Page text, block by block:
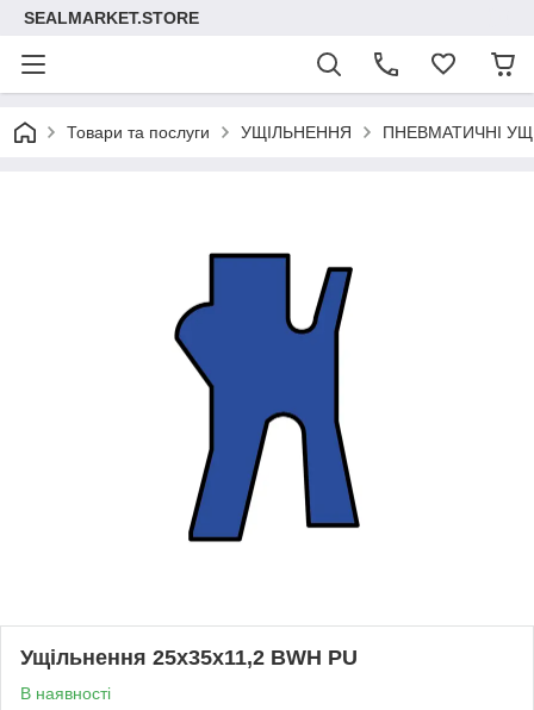
SEALMARKET.STORE
Товари та послуги УЩІЛЬНЕННЯ ПНЕВМАТИЧНІ
Ущільнення 25х35х11,2 BWH PU
В наявності